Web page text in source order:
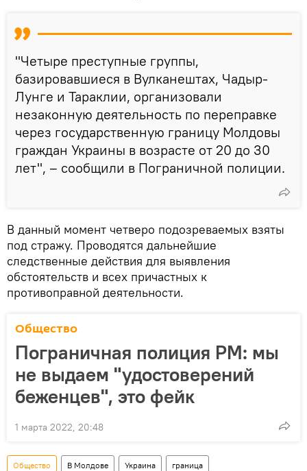
"Четыре преступные группы,
базировавшиеся в Вулканештах, Чадыр-
Лунге и Тараклии, организовали
незаконную деятельность по переправке
через государственную границу Молдовы
граждан Украины в возрасте от 20 до 30
лет", – сообщили в Пограничной полиции.
В данный момент четверо подозреваемых взяты
под стражу. Проводятся дальнейшие
следственные действия для выявления
обстоятельств и всех причастных к
противоправной деятельности.
Общество
Пограничная полиция РМ: мы
не выдаем "удостоверений
беженцев", это фейк
1 марта 2022, 20:48
Общество В Молдове Украина граница